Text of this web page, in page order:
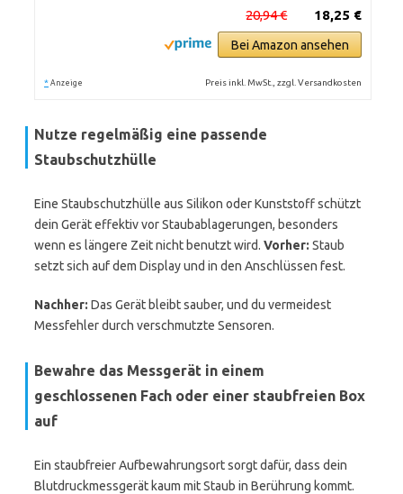
18,25 €
20,94 €
Bei Amazon ansehen
* Anzeige Preis inkl. MwSt., zzgl. Versandkosten
Nutze regelmäßig eine passende
Staubschutzhülle
Eine Staubschutzhülle aus Silikon oder Kunststoff schützt
dein Gerät effektiv vor Staubablagerungen, besonders
wenn es längere Zeit nicht benutzt wird. Vorher: Staub
setzt sich auf dem Display und in den Anschlüssen fest.
Nachher: Das Gerät bleibt sauber, und du vermeidest
Messfehler durch verschmutzte Sensoren.
Bewahre das Messgerät in einem
geschlossenen Fach oder einer staubfreien Box
auf
Ein staubfreier Aufbewahrungsort sorgt dafür, dass dein
Blutdruckmessgerät kaum mit Staub in Berührung kommt.